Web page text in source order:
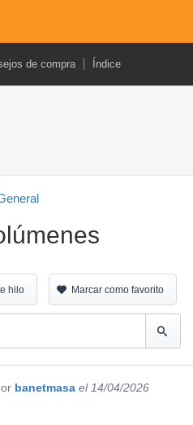
de compra Índice
hilo Marcar como favorito
banetmasa el 14/04/2026